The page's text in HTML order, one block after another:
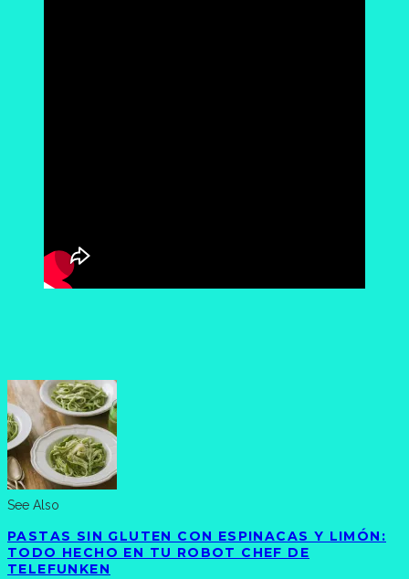
See Also
PASTAS SIN GLUTEN CON ESPINACAS Y LIMÓN:
TODO HECHO EN TU ROBOT CHEF DE
TELEFUNKEN